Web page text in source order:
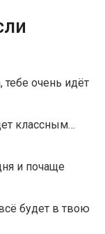
очень идёт
классным…
и почаще
будет в твою